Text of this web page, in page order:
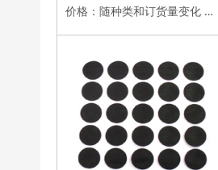
价格：随种类和订货量变化 加工定制：是/否 包装说明：幅宽，卷材